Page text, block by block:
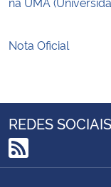
Nota Oficial
REDES
RSS